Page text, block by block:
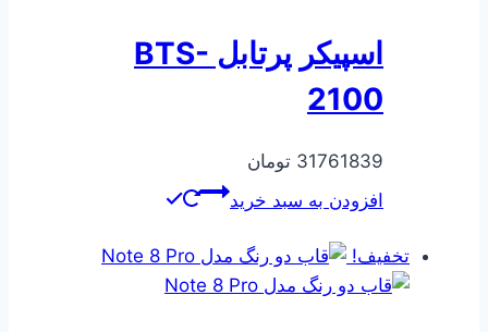
اسپیکر پرتابل BTS-
2100
31761839 تومان
افزودن به سبد خرید
تخفیف!